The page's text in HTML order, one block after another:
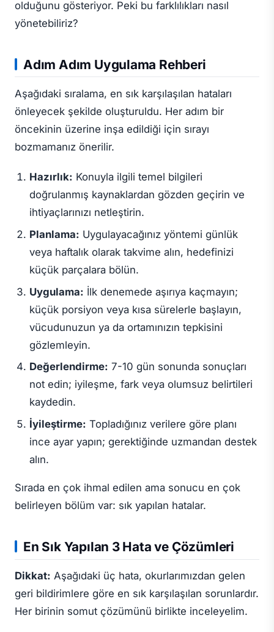
olduğunu gösteriyor. Peki bu farklılıkları nasıl
yönetebiliriz?
Adım Adım Uygulama Rehberi
Aşağıdaki sıralama, en sık karşılaşılan hataları
önleyecek şekilde oluşturuldu. Her adım bir
öncekinin üzerine inşa edildiği için sırayı
bozmamanız önerilir.
Hazırlık: Konuyla ilgili temel bilgileri
doğrulanmış kaynaklardan gözden geçirin ve
ihtiyaçlarınızı netleştirin.
Planlama: Uygulayacağınız yöntemi günlük
veya haftalık olarak takvime alın, hedefinizi
küçük parçalara bölün.
Uygulama: İlk denemede aşırıya kaçmayın;
küçük porsiyon veya kısa sürelerle başlayın,
vücudunuzun ya da ortamınızın tepkisini
gözlemleyin.
Değerlendirme: 7-10 gün sonunda sonuçları
not edin; iyileşme, fark veya olumsuz belirtileri
kaydedin.
İyileştirme: Topladığınız verilere göre planı
ince ayar yapın; gerektiğinde uzmandan destek
alın.
Sırada en çok ihmal edilen ama sonucu en çok
belirleyen bölüm var: sık yapılan hatalar.
En Sık Yapılan 3 Hata ve Çözümleri
Dikkat: Aşağıdaki üç hata, okurlarımızdan gelen
geri bildirimlere göre en sık karşılaşılan sorunlardır.
Her birinin somut çözümünü birlikte inceleyelim.